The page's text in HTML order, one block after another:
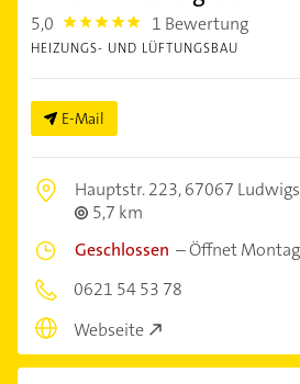
5,0 5.0 1 Bewertung
HEIZUNGS- UND LÜFTUNGSBAU
E-Mail
Hauptstr. 223,67067
5,7 km
Geschlossen –Öffnet
0621 54 53 78
Webseite